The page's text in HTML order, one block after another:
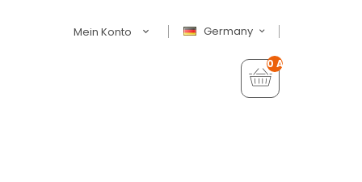
Germany
Mein Konto
0 Artikel - €0,00